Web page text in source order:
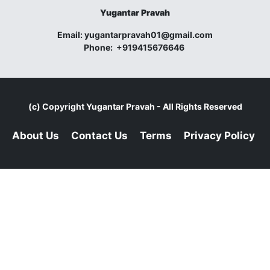
Yugantar Pravah
Email:yugantarpravah01@gmail.com
Phone: +919415676646
(c) CopyrightYugantar Pravah - All Rights Reserved
About Us Contact Us Terms Privacy Policy